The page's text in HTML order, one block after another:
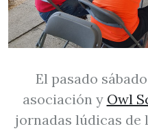
El pasado
asociación y Owl
jornadas lúdicas de